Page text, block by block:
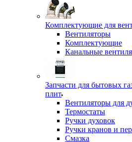
Комплектующие для
Вентиляторы
Комплектующие
Канальные
Запчасти для бытовых
плит
Вентиляторы для
Термостаты
Ручки духовок
Ручки кранов и
Смазка